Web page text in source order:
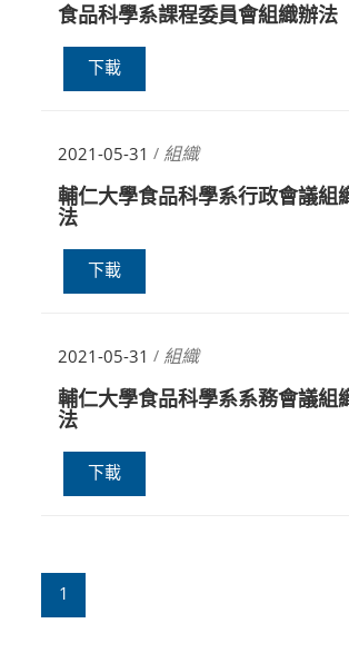
食品科學系課程委員會組織辦法
下載
2021-05-31 / 組織
輔仁大學食品科學系行政會議組
法
下載
2021-05-31 / 組織
輔仁大學食品科學系系務會議組
法
下載
1